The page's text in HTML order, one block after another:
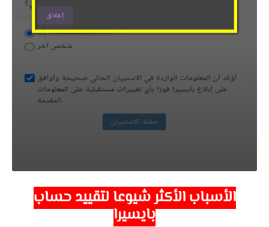
الأسباب الأكثر شيوعا لتقييد حساب
بايسيرا